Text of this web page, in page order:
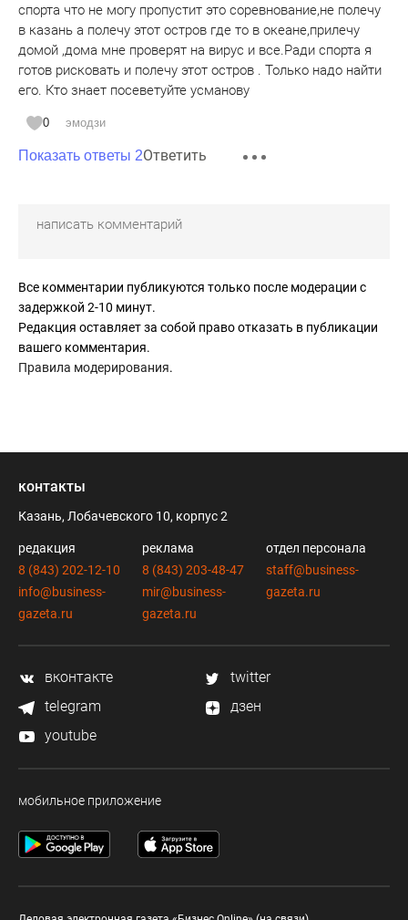
спорта что не могу пропустит это соревнование,не полечу
в казань а полечу этот остров где то в океане,прилечу
домой ,дома мне проверят на вирус и все.Ради спорта я
готов рисковать и полечу этот остров . Только надо найти
его. Кто знает посеветуйте усманову
0 эмодзи
Показать ответы 2Ответить
Все комментарии публикуются только после модерации с
задержкой 2-10 минут.
Редакция оставляет за собой право отказать в публикации
вашего комментария.
Правила модерирования.
контакты
Казань, Лобачевского 10, корпус 2
редакция
8 (843) 202-12-10
info@business-
gazeta.ru
реклама
8 (843) 203-48-47
mir@business-
gazeta.ru
отдел персонала
staff@business-
gazeta.ru
вконтакте
twitter
telegram
дзен
youtube
мобильное приложение